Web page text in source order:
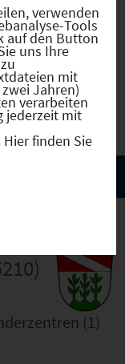
(1)
verwenden
Tools
auf den Button
uns Ihre
mit
Jahren)
verarbeiten
jederzeit mit
finden Sie